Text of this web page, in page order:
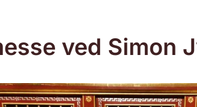
ved Simon